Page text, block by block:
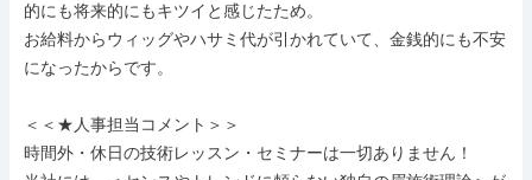
的にも将来的にもキツイと感じたため。
お給料からウィッグやハサミ代が引かれていて、金銭的にも不安
になったからです。
＜＜★人事担当コメント＞＞
時間外・休日の技術レッスン・セミナーは一切ありません！